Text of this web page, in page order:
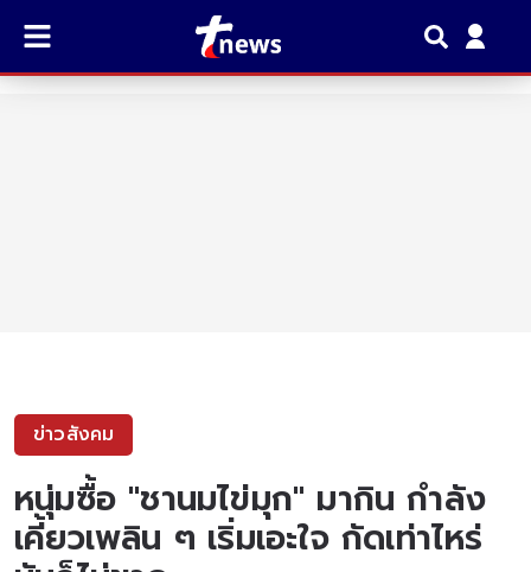
ข่าวสังคม
หนุ่มซื้อ "ชานมไข่มุก" มากิน กำลัง
เคี้ยวเพลิน ๆ เริ่มเอะใจ กัดเท่าไหร่